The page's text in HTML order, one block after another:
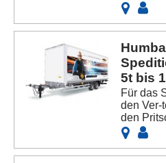
5t bis
Für das
den Ver-
den